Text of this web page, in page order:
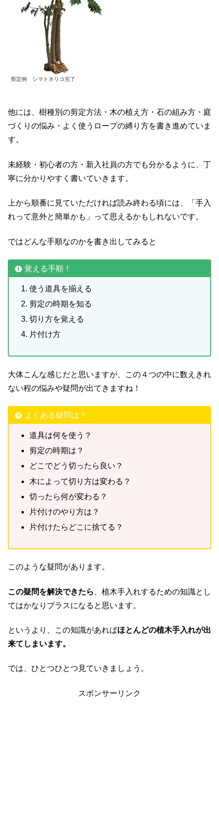
剪定例 シマトネリコ完了
他には、樹種別の剪定方法・木の植え方・石の組み方・庭
づくりの悩み・よく使うロープの縛り方を書き進めていま
す。
未経験・初心者の方・新入社員の方でも分かるように、丁
寧に分かりやすく書いていきます。
上から順番に見ていただければ読み終わる頃には、「手入
れって意外と簡単かも」って思えるかもしれないです。
ではどんな手順なのかを書き出してみると
覚える手順！
使う道具を揃える
剪定の時期を知る
切り方を覚える
片付け方
大体こんな感じだと思いますが、この４つの中に数えきれ
ない程の悩みや疑問が出てきますね！
よくある疑問は？
道具は何を使う？
剪定の時期は？
どこでどう切ったら良い？
木によって切り方は変わる？
切ったら何が変わる？
片付けのやり方は？
片付けたらどこに捨てる？
このような疑問があります。
この疑問を解決できたら
、植木手入れするための知識とし
てはかなりプラスになると思います。
というより、この知識があればほとんどの植木手入れが出
来てしまいます。
では、ひとつひとつ見ていきましょう。
スポンサーリンク